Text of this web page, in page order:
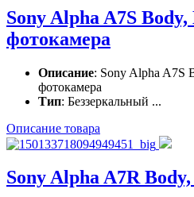
Sony Alpha A7S
фотокамера
Описание: Sony Alpha A7S
фотокамера
Тип: Беззеркальный ...
Описание товара
Sony Alpha A7R